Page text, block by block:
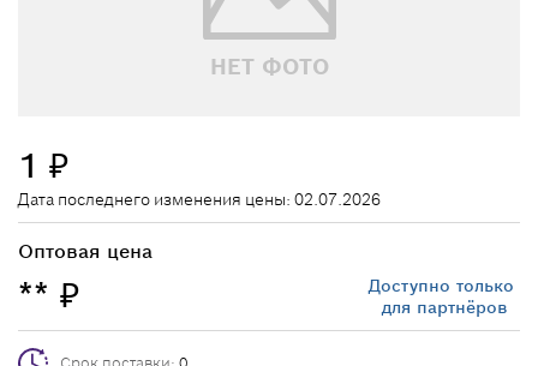
НЕТ ФОТО
1 ₽
Дата последнего изменения цены: 02.07.2026
Оптовая цена
** ₽
Доступно только
для партнёров